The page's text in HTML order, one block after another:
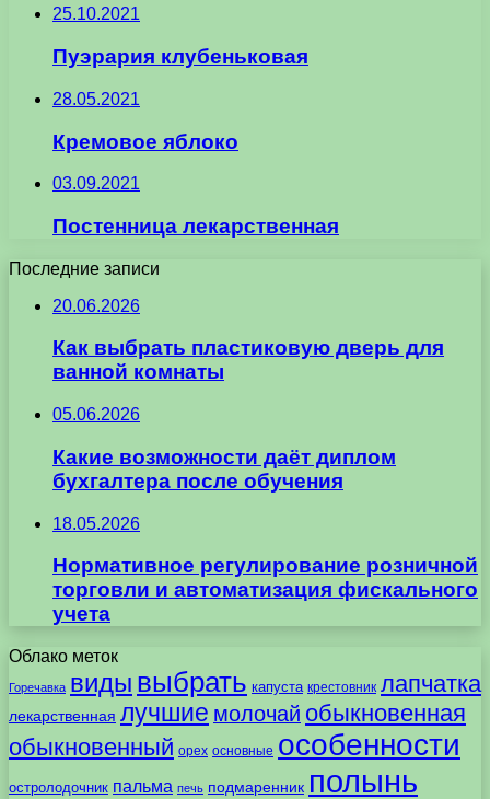
25.10.2021
Пуэрария клубеньковая
28.05.2021
Кремовое яблоко
03.09.2021
Постенница лекарственная
Последние записи
20.06.2026
Как выбрать пластиковую дверь для
ванной комнаты
05.06.2026
Какие возможности даёт диплом
бухгалтера после обучения
18.05.2026
Нормативное регулирование розничной
торговли и автоматизация фискального
учета
Облако меток
Горечавка виды выбрать капуста крестовник лапчатка
лекарственная лучшие молочай обыкновенная
обыкновенный орех основные особенности
остролодочник пальма печь подмаренник полынь